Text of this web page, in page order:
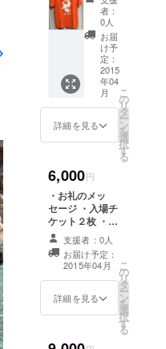
エンド
ロール
へ支援
者とし
て名入
れ ・パ
ンフ
レット
へ支援
者とし
て名入
んＴ
（色、
サイズ
は備考
欄にご
記入く
ださ
券 ・
キャラ
者：
0人
お届
け予
定：
2015
年04
月
詳細を見る
こ
の
リ
タ
ー
ン
を
選
択
す
る
6,000円
・お礼のメッ
セージ ・入場チ
ケット２枚 ・
DVDエンドロー
ルへ支援者とし
て名入れ ・パン
フレットへ支援
者として名入れ
支援者：0人
お届け予定：
2015年04月
詳細を見る
こ
の
リ
タ
ー
ン
を
選
択
す
る